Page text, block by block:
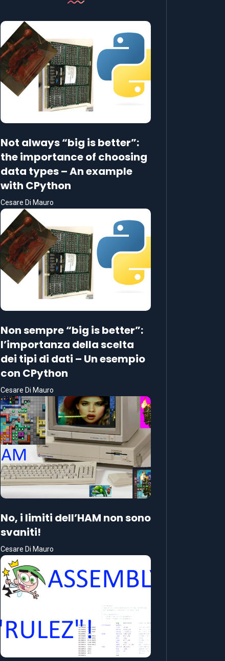
Not always “big is better”:
the importance of choosing
data types – An example
with CPython
Cesare Di Mauro
Non sempre “big is better”:
l’importanza della scelta
dei tipi di dati – Un esempio
con CPython
Cesare Di Mauro
No, i limiti dell’HAM non sono
svaniti!
Cesare Di Mauro